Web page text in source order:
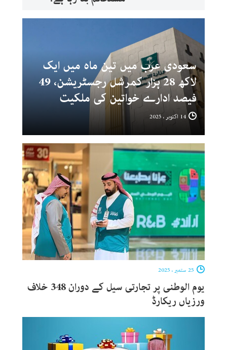
سعودی عرب میں تین ماہ میں ایک
لاکھ 28 ہزار کمرشل رجسٹریشن، 49
فیصد ادارے خواتین کی ملکیت
یوم الوطنی پر تجارتی سیل کے دوران 348 خلاف
ورزیاں ریکارڈ